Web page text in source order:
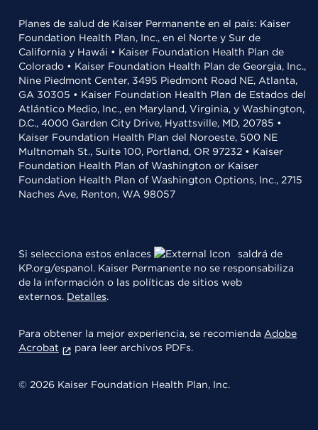
Planes de salud de Kaiser Permanente en el país: Kaiser
Foundation Health Plan, Inc., en el Norte y Sur de
California y Hawái • Kaiser Foundation Health Plan de
Colorado • Kaiser Foundation Health Plan de Georgia, Inc.,
Nine Piedmont Center, 3495 Piedmont Road NE, Atlanta,
GA 30305 • Kaiser Foundation Health Plan de Estados del
Atlántico Medio, Inc., en Maryland, Virginia, y Washington,
D.C., 4000 Garden City Drive, Hyattsville, MD, 20785 •
Kaiser Foundation Health Plan del Noroeste, 500 NE
Multnomah St., Suite 100, Portland, OR 97232 • Kaiser
Foundation Health Plan of Washington or Kaiser
Foundation Health Plan of Washington Options, Inc., 2715
Naches Ave, Renton, WA 98057
Si selecciona estos enlaces
saldrá de
KP.org/espanol. Kaiser Permanente no se responsabiliza
de la información o las políticas de sitios web
externos. Detalles.
Para obtener la mejor experiencia, se recomienda Adobe
Acrobat
para leer archivos PDFs.
© 2026 Kaiser Foundation Health Plan, Inc.